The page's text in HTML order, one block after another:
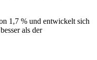
1,7 % und entwickelt sich
als der